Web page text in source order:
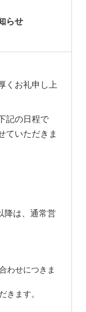
らせ
くお礼申し上
記の日程で
ていただきま
降は、通常営
わせにつきま
きます。